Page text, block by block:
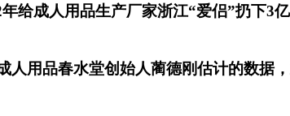
给成人用品生产厂家浙江“爱侣”扔下3
用品春水堂创始人蔺德刚估计的数据